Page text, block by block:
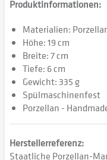
Produktinformationen:
Materialien:
Höhe: 19 cm
Breite: 7 cm
Tiefe: 6 cm
Gewicht: 335 g
Spülmaschinenfest
Porzellan -
Herstellerreferenz:
Staatliche Porzellan-